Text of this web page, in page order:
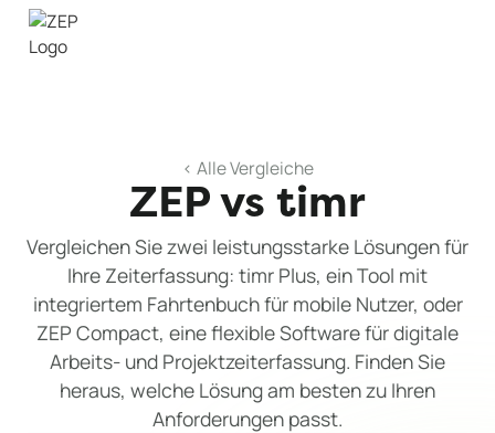
< Alle Vergleiche
ZEP vs timr
Vergleichen Sie zwei leistungsstarke Lösungen für
Ihre Zeiterfassung: timr Plus, ein Tool mit
integriertem Fahrtenbuch für mobile Nutzer, oder
ZEP Compact, eine flexible Software für digitale
Arbeits- und Projektzeiterfassung. Finden Sie
heraus, welche Lösung am besten zu Ihren
Anforderungen passt.